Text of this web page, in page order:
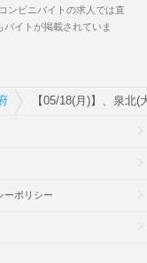
ンビニバイトの求人では直
バイトが掲載されていま
【05/18(月)】、泉北
ーポリシー